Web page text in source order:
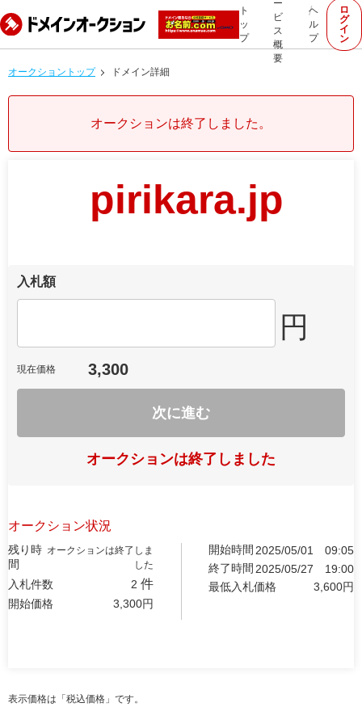
ト
ッ
プ
ー
ビ
ス
概
要
ヘ
ル
プ
ロ
グ
イ
ン
オークショントップ ドメイン詳細
オークションは終了しました。
pirikara.jp
入札額
円
現在価格 3,300
次に進む
オークションは終了しました
オークション状況
残り時
間
オークションは終了しま
した
入札件数 2 件
開始価格 3,300円
開始時間 2025/05/01
09:05
終了時間 2025/05/27
19:00
最低入札価格
3,600円
表示価格は「税込価格」です。